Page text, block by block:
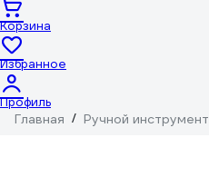
Корзина
Избранное
Профиль
Главная / Ручной инструмент